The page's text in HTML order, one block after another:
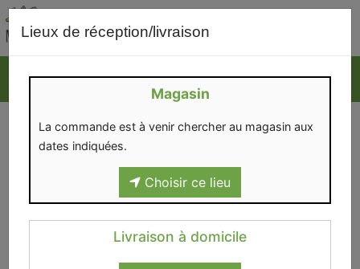
Lieux de réception/livraison
Magasin
La commande est à venir chercher au magasin aux
dates indiquées.
Choisir ce lieu
Livraison à domicile